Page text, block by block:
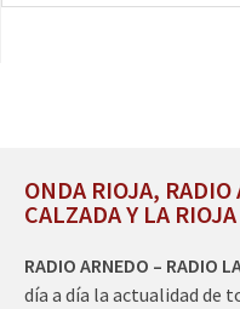
ONDA RIOJA,
CALZADA Y LA RIOJA
RADIO ARNEDO – RADIO
día a día la actualidad de